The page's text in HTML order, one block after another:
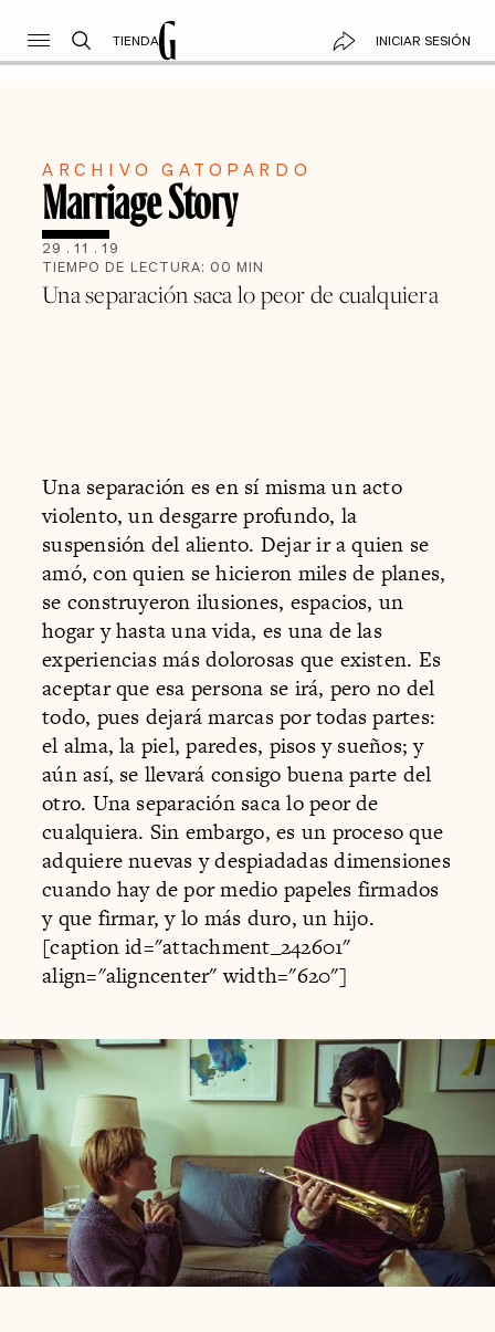
TIENDA INICIAR SESIÓN
ARCHIVO GATOPARDO
Marriage Story
29 . 11 . 19
TIEMPO DE LECTURA: 00 MIN
Una separación saca lo peor de cualquiera
Una separación es en sí misma un acto
violento, un desgarre profundo, la
suspensión del aliento. Dejar ir a quien se
amó, con quien se hicieron miles de planes,
se construyeron ilusiones, espacios, un
hogar y hasta una vida, es una de las
experiencias más dolorosas que existen. Es
aceptar que esa persona se irá, pero no del
todo, pues dejará marcas por todas partes:
el alma, la piel, paredes, pisos y sueños; y
aún así, se llevará consigo buena parte del
otro. Una separación saca lo peor de
cualquiera. Sin embargo, es un proceso que
adquiere nuevas y despiadadas dimensiones
cuando hay de por medio papeles firmados
y que firmar, y lo más duro, un hijo.
[caption id="attachment_242601"
align="aligncenter" width="620"]